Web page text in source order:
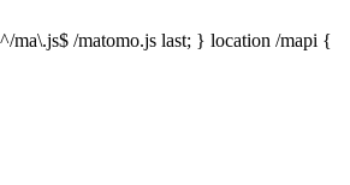
/matomo.js last; } location /mapi {